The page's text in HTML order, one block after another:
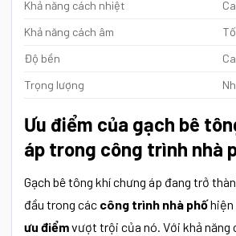
Khả năng cách nhiệt
Khả năng cách âm
Độ bền
Trọng lượng
Ưu điểm của gạch bê
áp trong công trình nhà
Gạch bê tông khí chưng áp đang trở
đầu trong các công trình nhà phốhiện
ưu điểmvượt trội của nó. Với khả năng